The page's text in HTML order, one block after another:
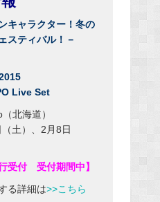
キャラクター！冬の
スティバル！－
Live Set
北海道）
土）、2月8日
受付 受付期間中】
る詳細は>>こちら